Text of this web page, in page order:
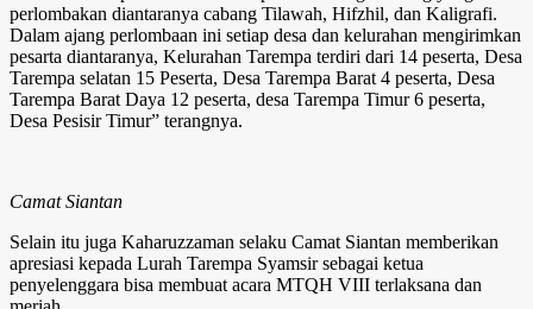
perlombakan diantaranya cabang Tilawah, Hifzhil, dan Kaligrafi.
Dalam ajang perlombaan ini setiap desa dan kelurahan mengirimkan
pesarta diantaranya, Kelurahan Tarempa terdiri dari 14 peserta, Desa
Tarempa selatan 15 Peserta, Desa Tarempa Barat 4 peserta, Desa
Tarempa Barat Daya 12 peserta, desa Tarempa Timur 6 peserta,
Desa Pesisir Timur” terangnya.
Camat Siantan
Selain itu juga Kaharuzzaman selaku Camat Siantan memberikan
apresiasi kepada Lurah Tarempa Syamsir sebagai ketua
penyelenggara bisa membuat acara MTQH VIII terlaksana dan